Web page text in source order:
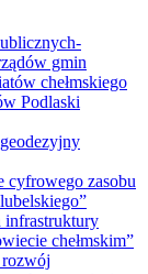
gmin
chełmskiego
Podlaski
cyfrowego zasobu
infrastruktury
chełmskim”
rozwój